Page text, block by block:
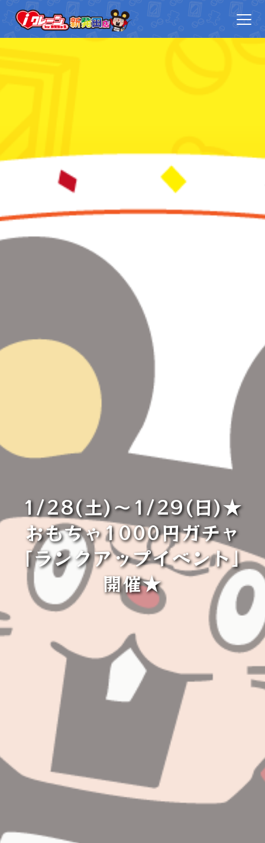
1/28(土)～1/29(日)★
おもちゃ1000円ガチャ
「ランクアップイベント」
開催★